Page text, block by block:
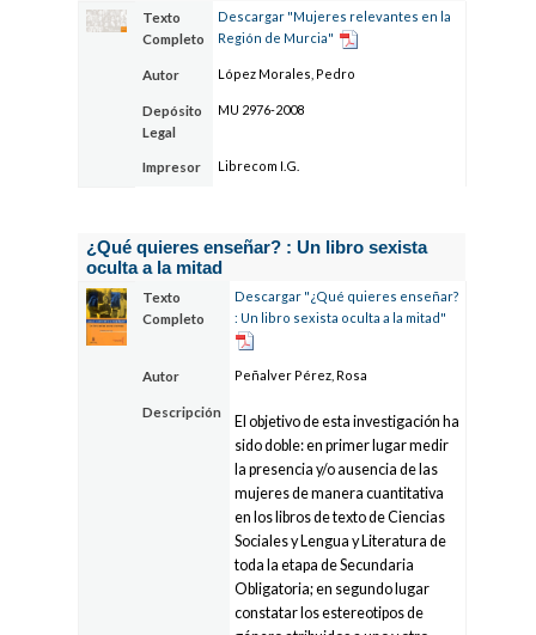
Texto
Completo
Descargar "Mujeres relevantes en la
Región de Murcia"
Autor López Morales, Pedro
Depósito
Legal
MU 2976-2008
Impresor Librecom I.G.
¿Qué quieres enseñar? : Un libro sexista
oculta a la mitad
Texto
Completo
Descargar "¿Qué quieres enseñar?
: Un libro sexista oculta a la mitad"
Autor Peñalver Pérez, Rosa
Descripción
El objetivo de esta investigación ha
sido doble: en primer lugar medir
la presencia y/o ausencia de las
mujeres de manera cuantitativa
en los libros de texto de Ciencias
Sociales y Lengua y Literatura de
toda la etapa de Secundaria
Obligatoria; en segundo lugar
constatar los estereotipos de